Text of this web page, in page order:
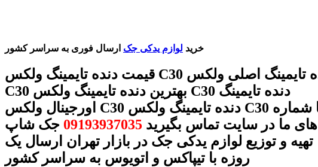
خرید لوازم یدکی جک ارسال فوری به سراسر کشور
قیمت دنده تایمینگ ولکس C30 دنده تایمینگ اصلی ولکس
C30 بهترین دنده تایمینگ ولکس C30 دنده تایمینگ
اورجینال ولکس C30 دنده تایمینگ ولکس C30 با شماره
های ما در سایت تماس بگیرید 09193937035 جک شاپ
تهیه و توزیع لوازم یدکی جک در بازار تهران ارسال یک
روزه با تیپاکس و اتویوس به سراسر کشور